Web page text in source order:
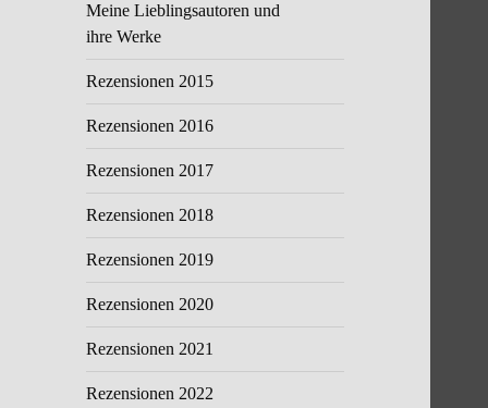
Meine Lieblingsautoren und
ihre Werke
Rezensionen 2015
Rezensionen 2016
Rezensionen 2017
Rezensionen 2018
Rezensionen 2019
Rezensionen 2020
Rezensionen 2021
Rezensionen 2022